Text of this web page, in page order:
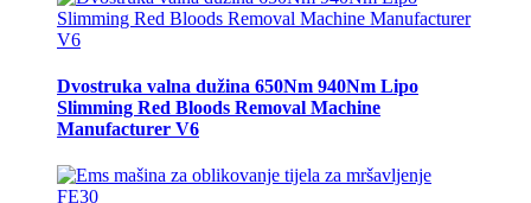
Dvostruka valna dužina 650Nm 940Nm Lipo
Slimming Red Bloods Removal Machine
Manufacturer V6